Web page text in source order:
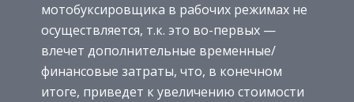
мотобуксировщика в рабочих режимах не
осуществляется, т.к. это во-первых —
влечет дополнительные временные/
финансовые затраты, что, в конечном
итоге, приведет к увеличению стоимости